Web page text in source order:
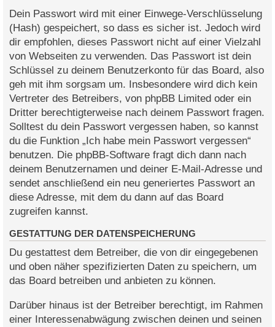
Dein Passwort wird mit einer Einwege-Verschlüsselung
(Hash) gespeichert, so dass es sicher ist. Jedoch wird
dir empfohlen, dieses Passwort nicht auf einer Vielzahl
von Webseiten zu verwenden. Das Passwort ist dein
Schlüssel zu deinem Benutzerkonto für das Board, also
geh mit ihm sorgsam um. Insbesondere wird dich kein
Vertreter des Betreibers, von phpBB Limited oder ein
Dritter berechtigterweise nach deinem Passwort fragen.
Solltest du dein Passwort vergessen haben, so kannst
du die Funktion „Ich habe mein Passwort vergessen“
benutzen. Die phpBB-Software fragt dich dann nach
deinem Benutzernamen und deiner E-Mail-Adresse und
sendet anschließend ein neu generiertes Passwort an
diese Adresse, mit dem du dann auf das Board
zugreifen kannst.
GESTATTUNG DER DATENSPEICHERUNG
Du gestattest dem Betreiber, die von dir eingegebenen
und oben näher spezifizierten Daten zu speichern, um
das Board betreiben und anbieten zu können.
Darüber hinaus ist der Betreiber berechtigt, im Rahmen
einer Interessenabwägung zwischen deinen und seinen